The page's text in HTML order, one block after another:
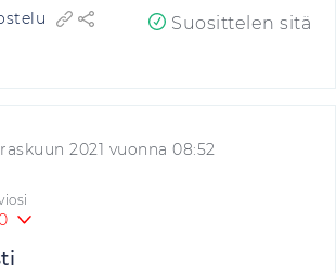
Suosittelen sitä
2021 vuonna 08:52